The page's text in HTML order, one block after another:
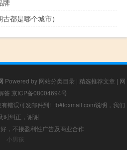
牌
都是哪个城市）
Powered by 网站分类目录 | 精选推荐文章 | 网
答 京ICP备08004694号
错误可发邮件到f_fb#foxmail.com说明，我们
时纠正，谢谢
，不接盈利性广告及商业合作
小男孩